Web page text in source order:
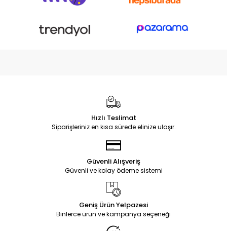
Hızlı Teslimat
Siparişleriniz en kısa sürede elinize ulaşır.
Güvenli Alışveriş
Güvenli ve kolay ödeme sistemi
Geniş Ürün Yelpazesi
Binlerce ürün ve kampanya seçeneği